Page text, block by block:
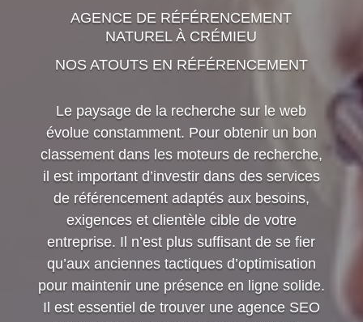
AGENCE DE RÉFÉRENCEMENT
NATUREL À CRÉMIEU
NOS ATOUTS EN RÉFÉRENCEMENT
Le paysage de la recherche sur le web
évolue constamment. Pour obtenir un bon
classement dans les moteurs de recherche,
il est important d’investir dans des services
de référencement adaptés aux besoins,
exigences et clientèle cible de votre
entreprise. Il n’est plus suffisant de se fier
qu’aux anciennes tactiques d’optimisation
pour maintenir une présence en ligne solide.
Il est essentiel de trouver une agence SEO